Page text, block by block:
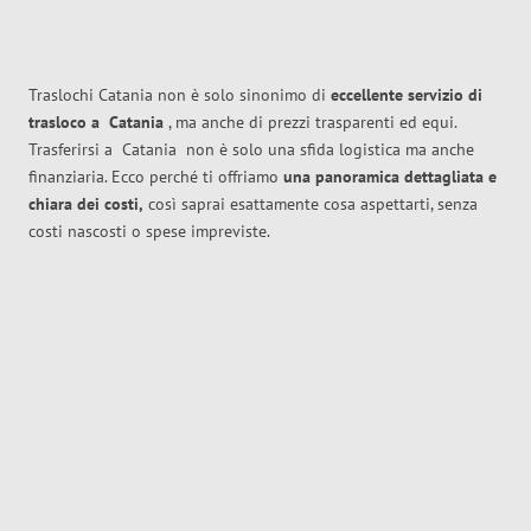
Traslochi Catania non è solo sinonimo di eccellente servizio di
trasloco a Catania , ma anche di prezzi trasparenti ed equi.
Trasferirsi a Catania non è solo una sfida logistica ma anche
finanziaria. Ecco perché ti offriamo una panoramica dettagliata e
chiara dei costi, così saprai esattamente cosa aspettarti, senza
costi nascosti o spese impreviste.